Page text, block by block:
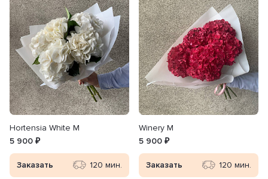
Hortensia White M
5 900 ₽
Заказать 120 мин.
Winery M
5 900 ₽
Заказать 120 мин.